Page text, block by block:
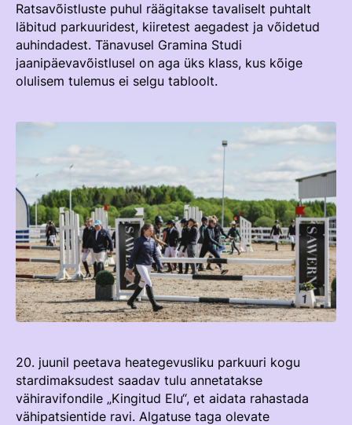
Arengukava
Teenetemärk
Logoraamat
AJALUGU
Ajajoon
Eesti Ratsasportlased Tiitlivõistlustel
Aastaraamatud
KLUBID
VABATAHTLIKUD
PROJEKTID
ERA SA
Võistlussarjad
Edetabelid
Ametnikud
Mänedžer Ja Komitee
Välisvõistlustel Osaleja Meelespea
KOOLISÕIT JA PARAKOOLISÕIT
Regulatsioonid
Võistluskalender
Võistlussarjad
Ametnikud
Koolitused
ROHELINE KAART
TUNNUSTATUD RATSAKOOLID
ARENGUMUDEL
Treenerid
KUTSE EETIKA
EKR TREENERIKUTSEST
Taastaotlemine
Õppematerjalid
Kutseeksam
Praktika Ja Mentortreenerid
Hindamiskomisjon
EOK Treenerite Register
KOOLITUSED
KONTROLLI EOK TREENERI KUTSET
TALLINN HORSE SHOW
RATSANET
Ratsavõistluste puhul räägitakse tavaliselt puhtalt
läbitud parkuuridest, kiiretest aegadest ja võidetud
auhindadest. Tänavusel Gramina Studi
jaanipäevavõistlusel on aga üks klass, kus kõige
olulisem tulemus ei selgu tabloolt.
20. juunil peetava heategevusliku parkuuri kogu
stardimaksudest saadav tulu annetatakse
vähiravifondile „Kingitud Elu“, et aidata rahastada
vähipatsientide ravi. Algatuse taga olevate